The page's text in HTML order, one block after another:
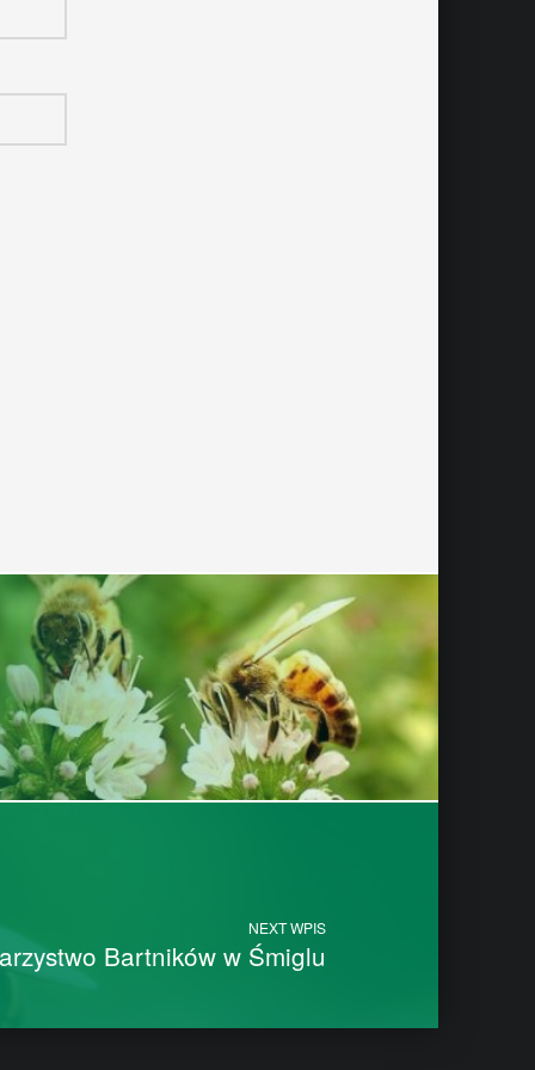
NEXT WPIS
Bartników w Śmiglu